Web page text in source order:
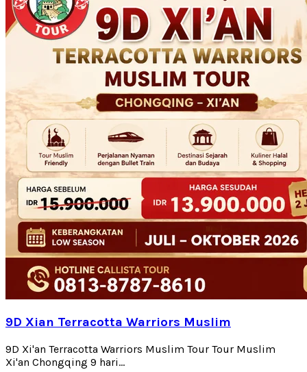
9D Xian Terracotta Warriors Muslim
9D Xi'an Terracotta Warriors Muslim Tour Tour Muslim
Xi'an Chongqing 9 hari...